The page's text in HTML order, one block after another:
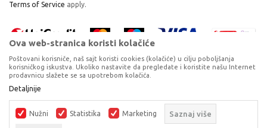
VELO JUNIOR BALANS BICKL ROZI
BALANS BICIKLI
Terms of Service apply.
Proizvode na sajtu nastojimo da opišemo što je preciznije moguće, ali ne
možemo garantovati da su svi podaci i fotografije, navedeni u okrviru
proizvoda, u potpunosti kompletni i bez grešaka. Svi artikli prikazani na
sajtu su dio naše ponude, ali ne podrazumijeva da su dostupni u svakom
Ova web-stranica koristi kolačiće
Poštovani korisniče, naš sajt koristi cookies (kolačiće) u cilju poboljšanja
korisničkog iskustva. Ukoliko nastavite da pregledate i koristite našu Internet
prodavnicu slažete se sa upotrebom kolačića.
Detaljnije
Nužni Statistika Marketing Saznaj više